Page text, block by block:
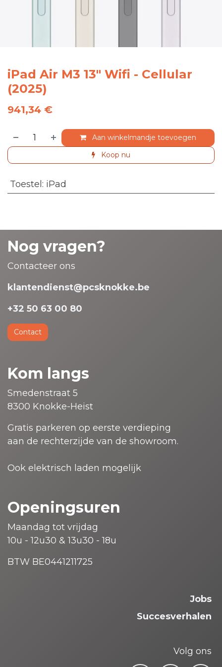
iPad Air M3 13" Wifi - Cellular
(2025)
941,34 €
Aan winkelmandje toevoegen
Koop nu
Toestel : iPad
Nog vragen?
Contacteer ons
klantendienst@pcsknokke.be
+32 50 63 00 80
Contact
Kom langs
Smedenstraat 5
8300 Knokke-Heist
Gratis parkeren op eerste verdieping
aan de rechterzijde van de showroom.
Ook elektrisch laden mogelijk
Openingsuren
Maandag tot vrijdag
10u - 12u30 & 13u30 - 18u
BTW BE0441211725
Jobs
Succesverhalen
Volg ons